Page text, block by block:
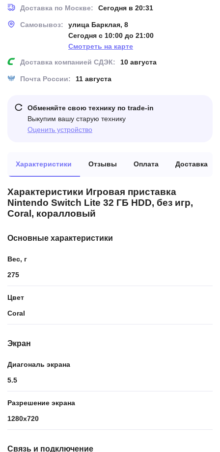
Доставка по Москве: Сегодня в 20:31
Самовывоз:
улица Барклая, 8
Сегодня с 10:00 до 21:00
Смотреть на карте
Доставка компанией СДЭК:
10 августа
Почта России: 11 августа
Обменяйте свою технику по trade-in
Выкупим вашу старую технику
Оценить устройство
Характеристики Отзывы Оплата Доставка
Характеристики Игровая приставка
Nintendo Switch Lite 32 ГБ HDD, без игр,
Coral, коралловый
Основные характеристики
Вес, г
275
Цвет
Coral
Экран
Диагональ экрана
5.5
Разрешение экрана
1280x720
Связь и подключение